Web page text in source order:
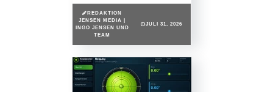
REDAKTION
JENSEN MEDIA |
INGO JENSEN UND
TEAM
JULI 31, 2026